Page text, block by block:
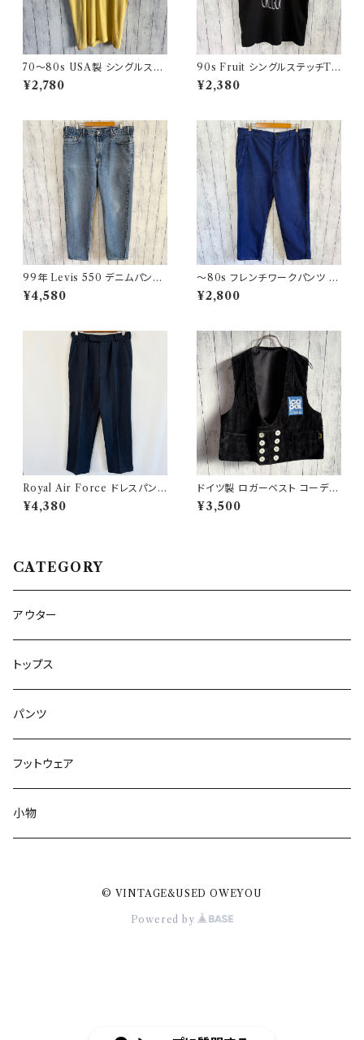
70〜80s USA製 シングルステ
ッチT ヴィンテージTシャツ
¥2,780
90s Fruit シングルステッチTシ
ャツ プリントT
¥2,380
99年 Levis 550 デニムパンツ
ワイドデニム リーバイス ヴィン
テージ 21
¥4,580
〜80s フレンチワークパンツ ユ
ーロワーク コットンパンツ
¥2,800
Royal Air Force ドレスパンツ
イギリス軍 スラックス ミリタリ
ーパンツ 8
¥4,380
ドイツ製 ロガーベスト コーデュ
ロイベスト ワークベスト 黒 ダブ
ルブレスト
¥3,500
CATEGORY
アウター
トップス
パンツ
フットウェア
小物
© VINTAGE&USED OWEYOU
Powered by